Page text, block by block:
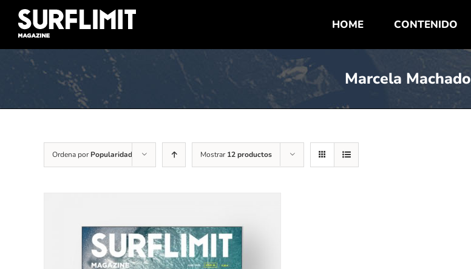
content
HOME CONTENIDO
Marcela Machado
Ordena por Popularidad Mostrar 12 productos